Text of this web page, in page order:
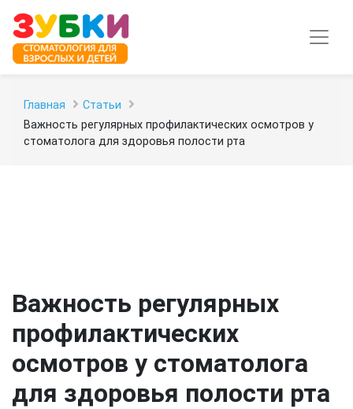
Главная
Статьи
Важность регулярных профилактических осмотров у
стоматолога для здоровья полости рта
Важность регулярных
профилактических
осмотров у стоматолога
для здоровья полости рта